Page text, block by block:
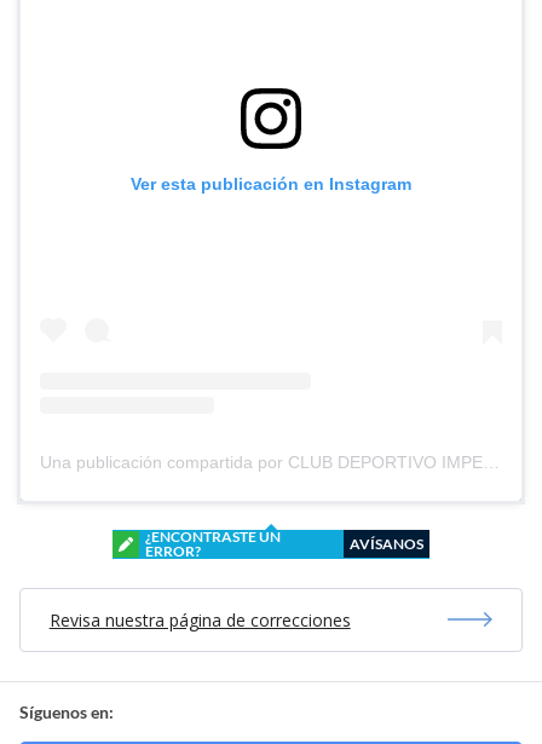
Ver esta publicación en Instagram
¿ENCONTRASTE UN
ERROR?
AVÍSANOS
Revisa nuestra página de correcciones
Síguenos en: